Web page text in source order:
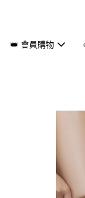
👑 會員購物